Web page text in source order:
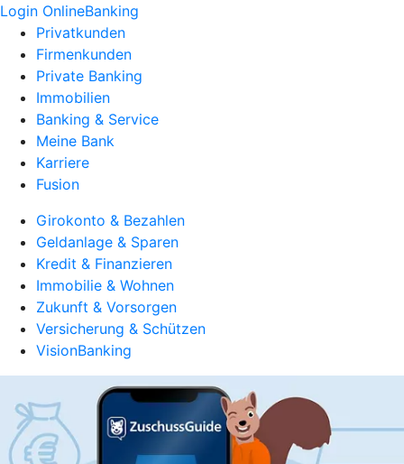
Login OnlineBanking
Privatkunden
Firmenkunden
Private Banking
Immobilien
Banking & Service
Meine Bank
Karriere
Fusion
Girokonto & Bezahlen
Geldanlage & Sparen
Kredit & Finanzieren
Immobilie & Wohnen
Zukunft & Vorsorgen
Versicherung & Schützen
VisionBanking